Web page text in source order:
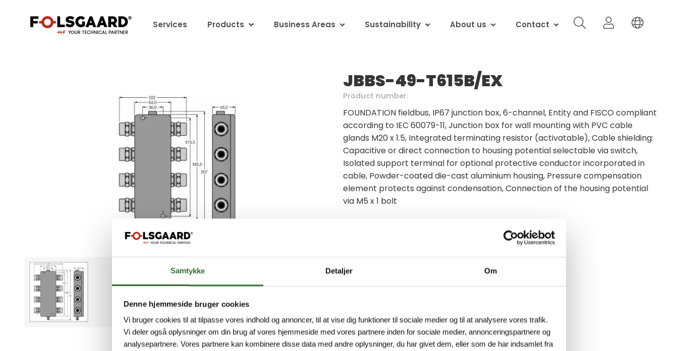
Samtykke Detaljer Om
Denne hjemmeside bruger cookies
Vi bruger cookies til at tilpasse vores indhold og annoncer, til at vise dig funktioner til sociale medier og til at analysere vores trafik.
Vi deler også oplysninger om din brug af vores hjemmeside med vores partnere inden for sociale medier, annonceringspartnere og
analysepartnere. Vores partnere kan kombinere disse data med andre oplysninger, du har givet dem, eller som de har indsamlet fra
Services Products Business Areas Sustainability About us Contact
JBBS-49-T615B/EX
Product number:
FOUNDATION fieldbus, IP67 junction box, 6-channel, Entity and FISCO compliant
according to IEC 60079-11, Junction box for wall mounting with PVC cable
glands M20 x 1.5, Integrated terminating resistor (activatable), Cable shielding:
Capacitive or direct connection to housing potential selectable via switch,
Isolated support terminal for optional protective conductor incorporated in
cable, Powder-coated die-cast aluminium housing, Pressure compensation
element protects against condensation, Connection of the housing potential
via M5 x 1 bolt